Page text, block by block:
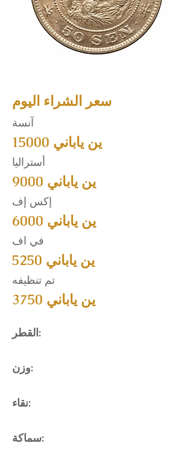
سعر الشراء اليوم
آنسة
15000 ين ياباني
أستراليا
9000 ين ياباني
إكس إف
6000 ين ياباني
في اف
5250 ين ياباني
تم تنظيفه
3750 ين ياباني
القطر:
وزن:
نقاء:
سماكة: